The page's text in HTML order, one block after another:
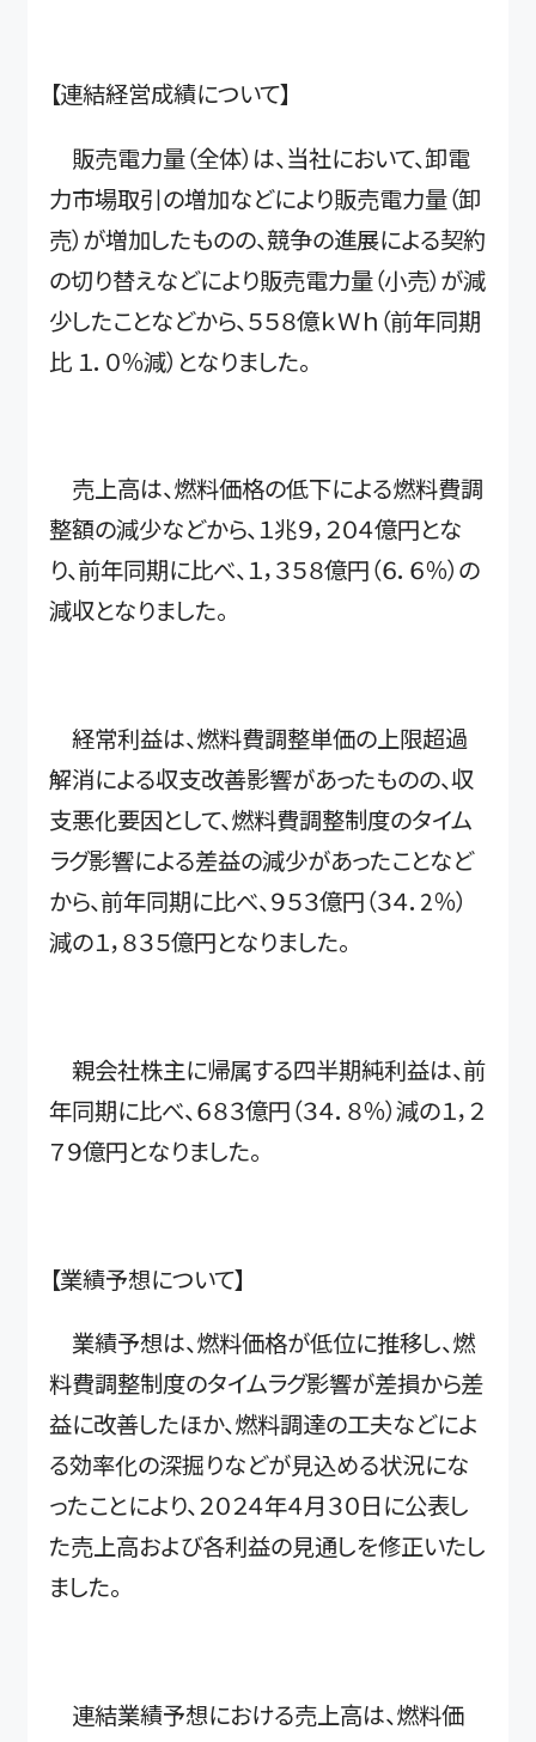
【連結経営成績について】
販売電力量（全体）は、当社において、卸電
力市場取引の増加などにより販売電力量（卸
売）が増加したものの、競争の進展による契約
の切り替えなどにより販売電力量（小売）が減
少したことなどから、５５８億ｋＷｈ（前年同期
比 １．０％減）となりました。
売上高は、燃料価格の低下による燃料費調
整額の減少などから、１兆９，２０４億円とな
り、前年同期に比べ、１，３５８億円（６．６％）の
減収となりました。
経常利益は、燃料費調整単価の上限超過
解消による収支改善影響があったものの、収
支悪化要因として、燃料費調整制度のタイム
ラグ影響による差益の減少があったことなど
から、前年同期に比べ、９５３億円（３４．2％）
減の１，８３５億円となりました。
親会社株主に帰属する四半期純利益は、前
年同期に比べ、６８３億円（３４．８％）減の１，２
７９億円となりました。
【業績予想について】
業績予想は、燃料価格が低位に推移し、燃
料費調整制度のタイムラグ影響が差損から差
益に改善したほか、燃料調達の工夫などによ
る効率化の深掘りなどが見込める状況にな
ったことにより、２０２４年４月３０日に公表し
た売上高および各利益の見通しを修正いたし
ました。
連結業績予想における売上高は、燃料価